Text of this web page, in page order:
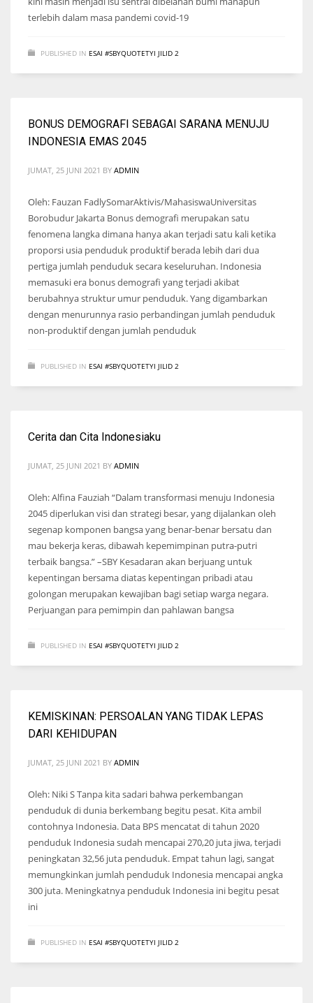
terlebih dalam masa pandemi covid-19
PUBLISHED IN ESAI #SBYQUOTETYI JILID 2
BONUS DEMOGRAFI SEBAGAI SARANA MENUJU
INDONESIA EMAS 2045
JUMAT, 25 JUNI 2021 BY ADMIN
Oleh: Fauzan FadlySomarAktivis/MahasiswaUniversitas
Borobudur Jakarta Bonus demografi merupakan satu
fenomena langka dimana hanya akan terjadi satu kali ketika
proporsi usia penduduk produktif berada lebih dari dua
pertiga jumlah penduduk secara keseluruhan. Indonesia
memasuki era bonus demografi yang terjadi akibat
berubahnya struktur umur penduduk. Yang digambarkan
dengan menurunnya rasio perbandingan jumlah penduduk
non-produktif dengan jumlah penduduk
PUBLISHED IN ESAI #SBYQUOTETYI JILID 2
Cerita dan Cita Indonesiaku
JUMAT, 25 JUNI 2021 BY ADMIN
Oleh: Alfina Fauziah “Dalam transformasi menuju Indonesia
2045 diperlukan visi dan strategi besar, yang dijalankan oleh
segenap komponen bangsa yang benar-benar bersatu dan
mau bekerja keras, dibawah kepemimpinan putra-putri
terbaik bangsa.” –SBY Kesadaran akan berjuang untuk
kepentingan bersama diatas kepentingan pribadi atau
golongan merupakan kewajiban bagi setiap warga negara.
Perjuangan para pemimpin dan pahlawan bangsa
PUBLISHED IN ESAI #SBYQUOTETYI JILID 2
KEMISKINAN: PERSOALAN YANG TIDAK LEPAS
DARI KEHIDUPAN
JUMAT, 25 JUNI 2021 BY ADMIN
Oleh: Niki S Tanpa kita sadari bahwa perkembangan
penduduk di dunia berkembang begitu pesat. Kita ambil
contohnya Indonesia. Data BPS mencatat di tahun 2020
penduduk Indonesia sudah mencapai 270,20 juta jiwa, terjadi
peningkatan 32,56 juta penduduk. Empat tahun lagi, sangat
memungkinkan jumlah penduduk Indonesia mencapai angka
300 juta. Meningkatnya penduduk Indonesia ini begitu pesat
ini
PUBLISHED IN ESAI #SBYQUOTETYI JILID 2